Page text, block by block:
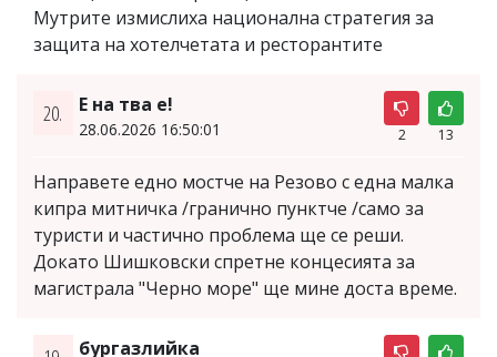
Мутрите измислиха национална стратегия за
защита на хотелчетата и ресторантите
20. Е на тва е!
28.06.2026 16:50:01 2 13
Направете едно мостче на Резово с една малка
кипра митничка /гранично пунктче /само за
туристи и частично проблема ще се реши.
Докато Шишковски спретне концесията за
магистрала "Черно море" ще мине доста време.
бургазлийка